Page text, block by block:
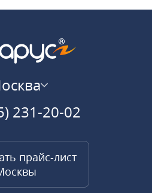
231-20-02
прайс-лист